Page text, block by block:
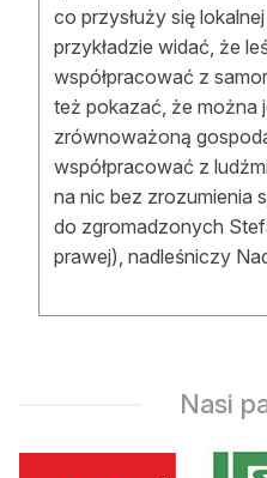
co przysłuży się
przykładzie widać, że
współpracować z
też pokazać, że można
zrównoważoną
współpracować z
na nic bez zrozumienia
do zgromadzonych
prawej), nadleśniczy
Nasi